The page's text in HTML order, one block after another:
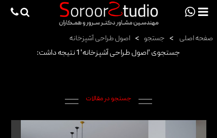
viewportchecker
×
صفحه اصلی > جستجو > اصول طراحی آشپزخانه
جستجوی 'اصول طراحی آشپزخانه' 1 نتیجه داشت:
جستجو در مقالات